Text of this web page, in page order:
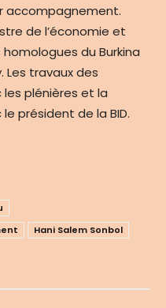
accompagnement.
de l’économie et
du Burkina
Les travaux des
plénières et la
président de la BID.
Hani Salem Sonbol